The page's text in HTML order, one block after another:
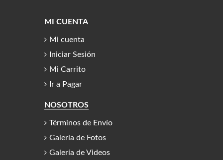
MI CUENTA
Mi cuenta
Iniciar Sesión
Mi Carrito
Ir a Pagar
NOSOTROS
Términos de Envío
Galería de Fotos
Galería de Videos